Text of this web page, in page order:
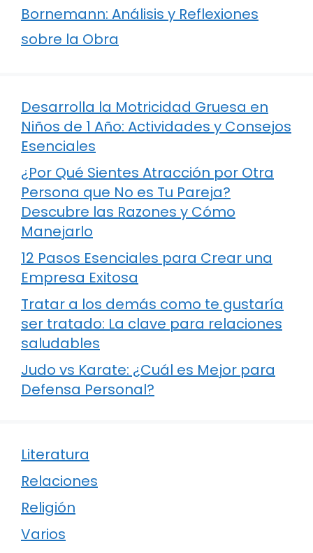
Bornemann: Análisis y Reflexiones
sobre la Obra
Desarrolla la Motricidad Gruesa en
Niños de 1 Año: Actividades y Consejos
Esenciales
¿Por Qué Sientes Atracción por Otra
Persona que No es Tu Pareja?
Descubre las Razones y Cómo
Manejarlo
12 Pasos Esenciales para Crear una
Empresa Exitosa
Tratar a los demás como te gustaría
ser tratado: La clave para relaciones
saludables
Judo vs Karate: ¿Cuál es Mejor para
Defensa Personal?
Literatura
Relaciones
Religión
Varios